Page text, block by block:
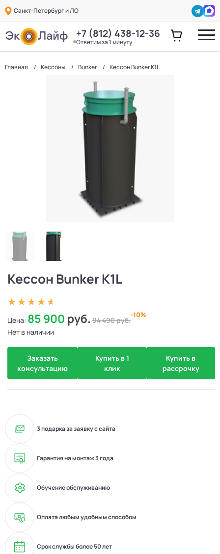
Санкт-Петербург и ЛО
+7 (812) 438-12-36
Ответим за 1 минуту
Главная Кессоны Bunker Кессон Bunker K1L
Кессон Bunker K1L
Цена: 85 900 руб. 94 490руб.
-10%
Нет в наличии
Заказать
консультацию
Купить в 1
клик
Купить в
рассрочку
3 подарка за заявку с сайта
Гарантия на монтаж 3 года
Обучение обслуживанию
Оплата любым удобным способом
Срок службы более 50 лет